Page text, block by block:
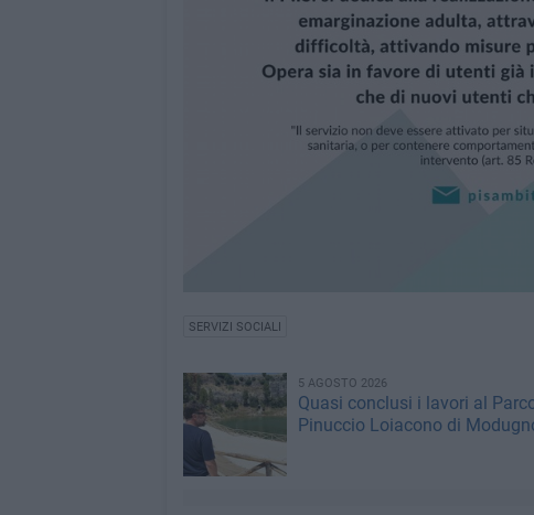
SERVIZI SOCIALI
5 AGOSTO 2026
Quasi conclusi i lavori al
Pinuccio Loiacono di